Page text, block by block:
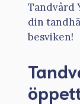
Tandvård
din
besviken!